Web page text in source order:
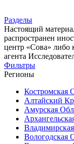
Разделы
Настоящий
распространен
центр «Сова» либо
агента
Фильтры
Регионы
Костромская
Алтайский
Амурская
Вологодская